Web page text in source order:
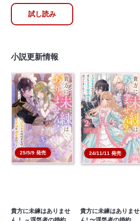
試し読み
小説更新情報
25/5/9 発売
貴方に未練はありませ
24/11/11 発売
貴方に未練はありませ